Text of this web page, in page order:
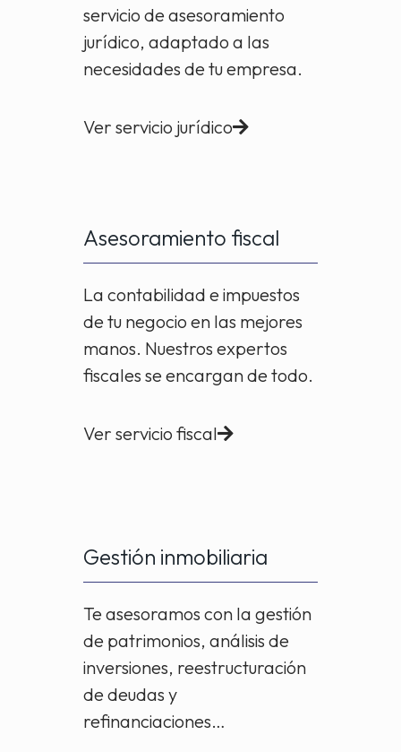
servicio de asesoramiento
jurídico, adaptado a las
necesidades de tu empresa.
Ver servicio jurídico
Asesoramiento fiscal
La contabilidad e impuestos
de tu negocio en las mejores
manos. Nuestros expertos
fiscales se encargan de todo.
Ver servicio fiscal
Gestión inmobiliaria
Te asesoramos con la gestión
de patrimonios, análisis de
inversiones, reestructuración
de deudas y
refinanciaciones…